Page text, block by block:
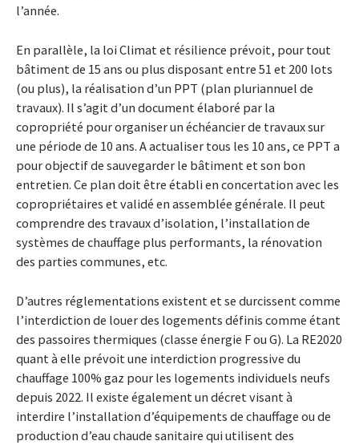
l’année.
En parallèle, la loi Climat et résilience prévoit, pour tout
bâtiment de 15 ans ou plus disposant entre 51 et 200 lots
(ou plus), la réalisation d’un PPT (plan pluriannuel de
travaux). Il s’agit d’un document élaboré par la
copropriété pour organiser un échéancier de travaux sur
une période de 10 ans. A actualiser tous les 10 ans, ce PPT a
pour objectif de sauvegarder le bâtiment et son bon
entretien. Ce plan doit être établi en concertation avec les
copropriétaires et validé en assemblée générale. Il peut
comprendre des travaux d’isolation, l’installation de
systèmes de chauffage plus performants, la rénovation
des parties communes, etc.
D’autres réglementations existent et se durcissent comme
l’interdiction de louer des logements définis comme étant
des passoires thermiques (classe énergie F ou G). La RE2020
quant à elle prévoit une interdiction progressive du
chauffage 100% gaz pour les logements individuels neufs
depuis 2022. Il existe également un décret visant à
interdire l’installation d’équipements de chauffage ou de
production d’eau chaude sanitaire qui utilisent des